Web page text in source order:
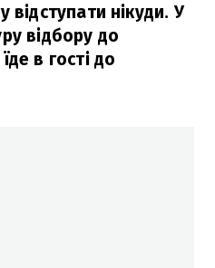
відступати нікуди. У
відбору до
в гості до